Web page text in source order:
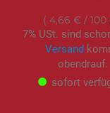
4,66 €/ 100
7% USt. sind
Versand
obendrauf.
sofort